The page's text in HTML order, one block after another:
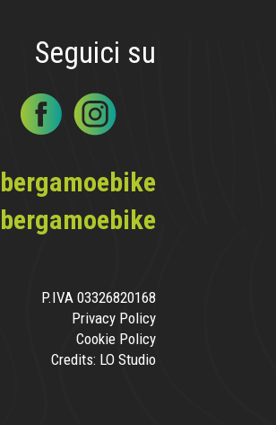
Seguici su
P.IVA 03326820168
Privacy Policy
Cookie Policy
Credits: LO Studio